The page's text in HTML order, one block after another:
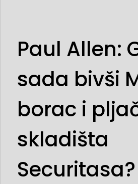
Paul Allen:
sada bivši
borac i
skladišta
Securitasa?